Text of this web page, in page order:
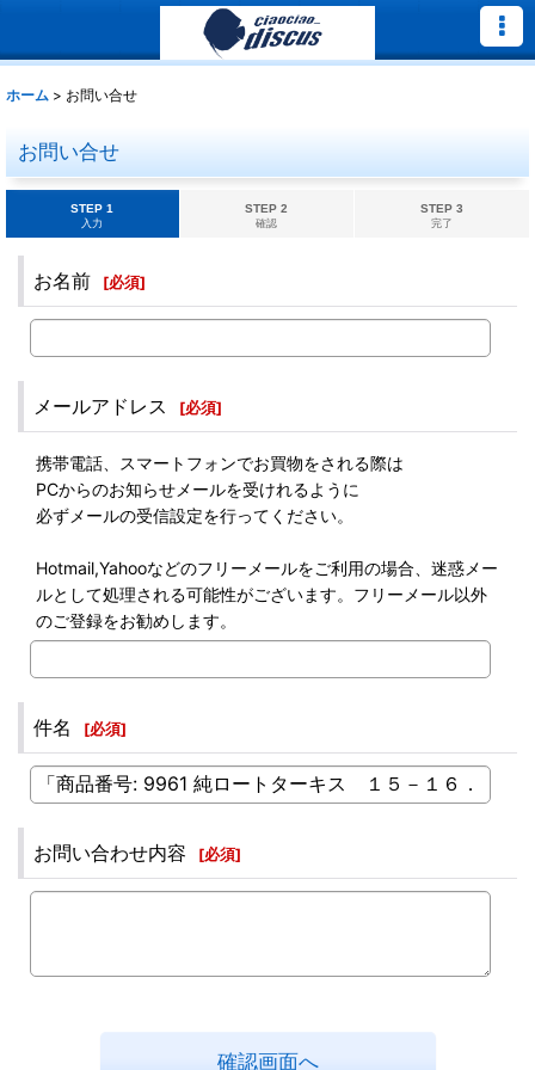
ホーム > お問い合せ
お問い合せ
STEP 1
入力
STEP 2
確認
STEP 3
完了
お名前 [必須]
メールアドレス [必須]
携帯電話、スマートフォンでお買物をされる際は
PCからのお知らせメールを受けれるように
必ずメールの受信設定を行ってください。
Hotmail,Yahooなどのフリーメールをご利用の場合、迷惑メー
ルとして処理される可能性がございます。フリーメール以外
のご登録をお勧めします。
件名 [必須]
お問い合わせ内容 [必須]
確認画面へ